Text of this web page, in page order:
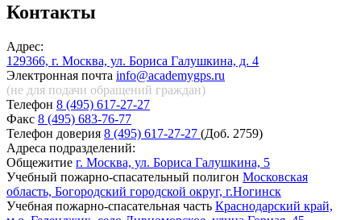
Контакты
Адрес:
129366, г. Москва, ул. Бориса Галушкина, д. 4
Электронная почта info@academygps.ru
(не для подачи обращений граждан)
Телефон 8 (495) 617-27-27
Факс 8 (495) 683-76-77
Телефон доверия 8 (495) 617-27-27 (Доб. 2759)
Адреса подразделений:
Общежитие г. Москва, ул. Бориса Галушкина, 5
Учебный пожарно-спасательный полигон Московская
область, Богородский городской округ, г.Ногинск
Учебная пожарно-спасательная часть Краснодарский край,